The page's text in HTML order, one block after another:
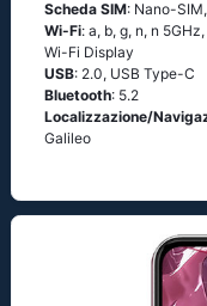
Scheda SIM: Nano-
Wi-Fi: a, b, g, n, n
Wi-Fi Display
USB: 2.0, USB Type-C
Bluetooth: 5.2
Localizzazione/
Galileo